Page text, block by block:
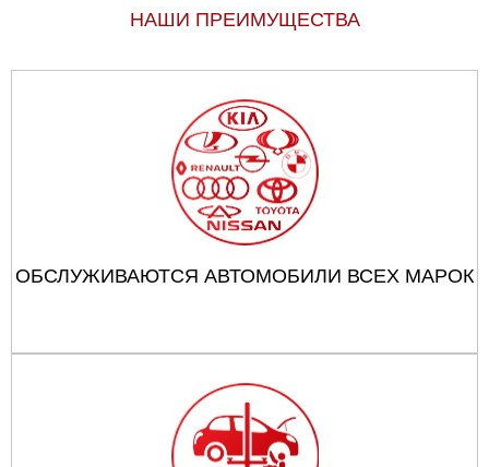
НАШИ ПРЕИМУЩЕСТВА
ОБСЛУЖИВАЮТСЯ АВТОМОБИЛИ ВСЕХ МАРОК